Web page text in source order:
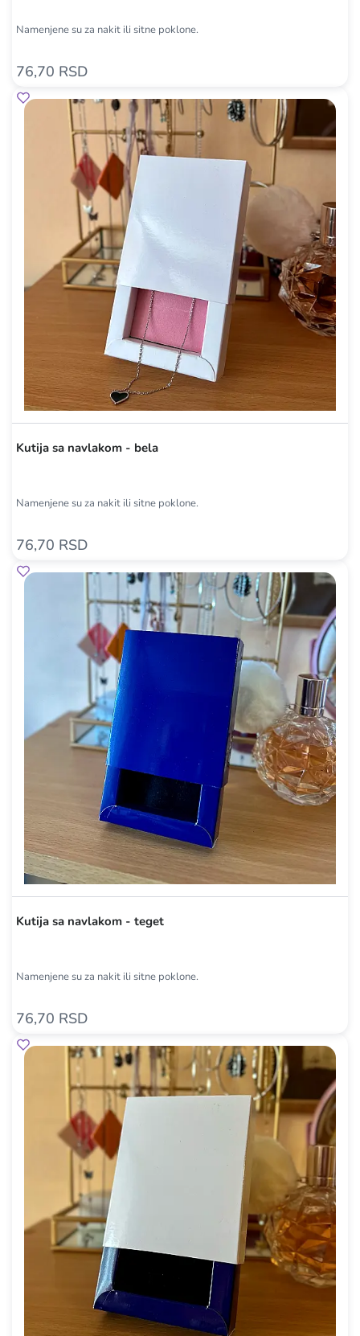
Namenjene su za nakit ili sitne poklone.
76,70 RSD
Kutija sa navlakom - bela
Namenjene su za nakit ili sitne poklone.
76,70 RSD
Kutija sa navlakom - teget
Namenjene su za nakit ili sitne poklone.
76,70 RSD